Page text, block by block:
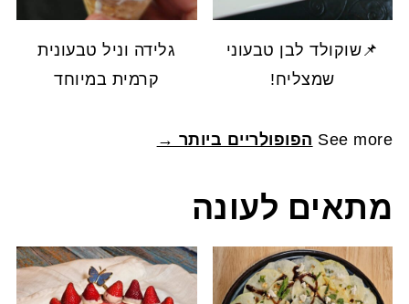
📌שוקולד לבן טבעוני
שמצליח!
גלידה וניל טבעונית
קרמית במיוחד
See more הפופולריים ביותר →
מתאים לעונה